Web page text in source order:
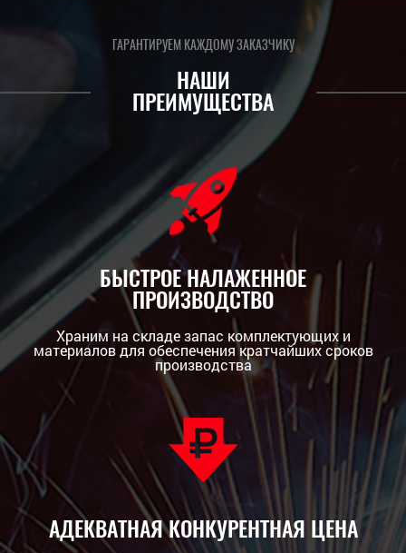
ГАРАНТИРУЕМ КАЖДОМУ ЗАКАЗЧИКУ
НАШИ
ПРЕИМУЩЕСТВА
БЫСТРОЕ НАЛАЖЕННОЕ
ПРОИЗВОДСТВО
Храним на складе запас комплектующих и
материалов для обеспечения кратчайших сроков
производства
АДЕКВАТНАЯ КОНКУРЕНТНАЯ ЦЕНА